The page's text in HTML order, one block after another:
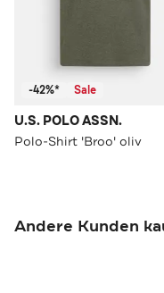
-42%* Sale
U.S. POLO ASSN.
Polo-Shirt 'Broo' oliv
Andere Kunden